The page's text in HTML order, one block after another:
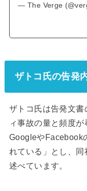
— The Verge
ザトコ氏の告発
ザトコ氏は告発文
ィ事故の量と頻度が
GoogleやFacebook
れている」とし、
述べています。